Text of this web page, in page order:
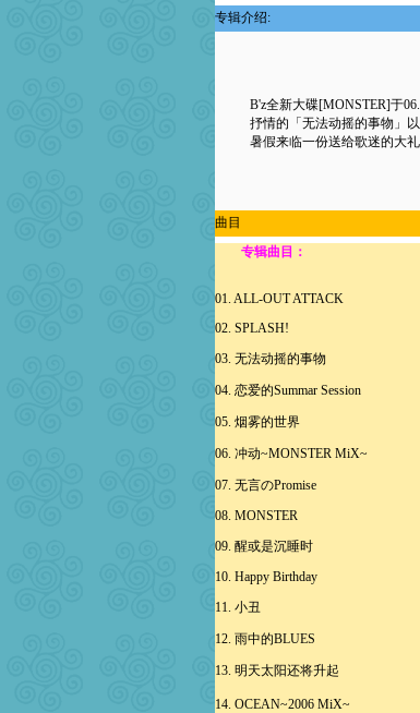
专辑介绍:
B'z全新大碟[MONSTER]于
抒情的「无法动摇的事物」
暑假来临一份送给歌迷的大
曲目
专辑曲目：
01. ALL-OUT ATTACK
02. SPLASH!
03. 无法动摇的事物
04. 恋爱的Summar Session
05. 烟雾的世界
06. 冲动~MONSTER MiX~
07. 无言のPromise
08. MONSTER
09. 醒或是沉睡时
10. Happy Birthday
11. 小丑
12. 雨中的BLUES
13. 明天太阳还将升起
14. OCEAN~2006 MiX~